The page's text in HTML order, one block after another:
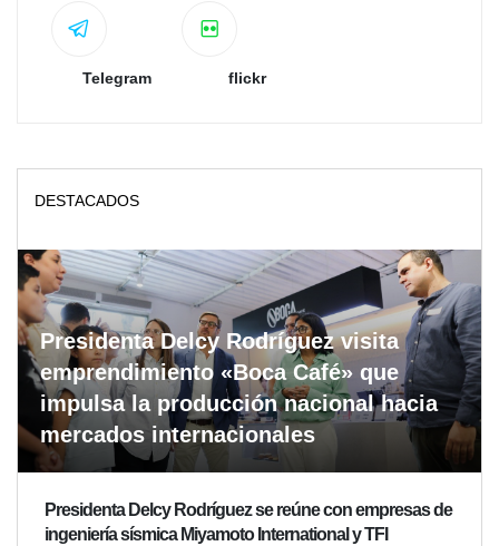
Telegram flickr
DESTACADOS
Presidenta Delcy Rodríguez visita
emprendimiento «Boca Café» que
impulsa la producción nacional hacia
mercados internacionales
Presidenta Delcy Rodríguez se reúne con empresas de
ingeniería sísmica Miyamoto International y TFI